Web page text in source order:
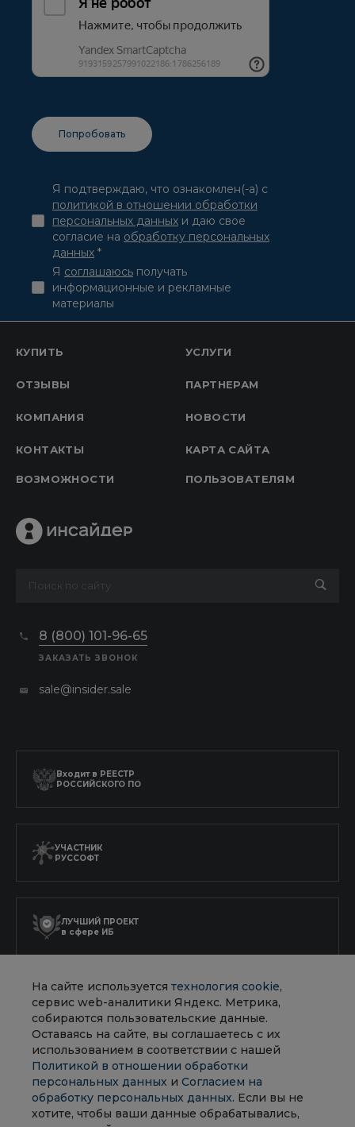
Я подтверждаю, что ознакомлен(-а) с
политикой в отношении обработки
персональных данных и даю свое
согласие на обработку персональных
данных *
Я соглашаюсь получать
информационные и рекламные
материалы
КУПИТЬ УСЛУГИ
ОТЗЫВЫ ПАРТНЕРАМ
КОМПАНИЯ НОВОСТИ
КОНТАКТЫ КАРТА САЙТА
ВОЗМОЖНОСТИ ПОЛЬЗОВАТЕЛЯМ
8 (800) 101-96-65
ЗАКАЗАТЬ ЗВОНОК
sale@insider.sale
Входит в РЕЕСТР
РОССИЙСКОГО ПО
УЧАСТНИК
РУССОФТ
ЛУЧШИЙ ПРОЕКТ
в сфере ИБ
АККРЕДИТОВАННАЯ
ИТ-КОМПАНИЯ
Политика в отношении обработки персональных данных
Согласие на обработку персональных данных
На сайте используется технология cookie,
сервис web-аналитики Яндекс. Метрика,
собираются пользовательские данные.
Оставаясь на сайте, вы соглашаетесь с их
использованием в соответствии с нашей
Политикой в отношении обработки
персональных данных и Согласием на
обработку персональных данных. Если вы не
хотите, чтобы ваши данные обрабатывались,